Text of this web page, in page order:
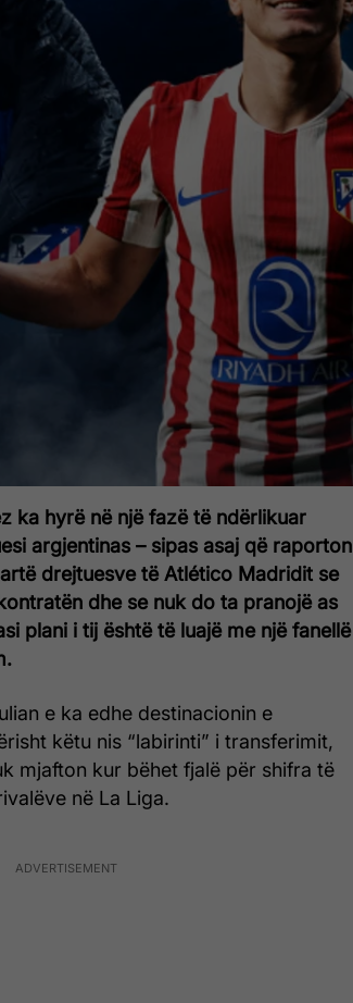
ka hyrë në një fazë të ndërlikuar
argjentinas – sipas asaj që raporton
drejtuesve të Atlético Madridit se
dhe se nuk do ta pranojë as
plani i tij është të luajë me një fanellë
e ka edhe destinacionin e
këtu nis “labirinti” i transferimit,
mjafton kur bëhet fjalë për shifra të
në La Liga.